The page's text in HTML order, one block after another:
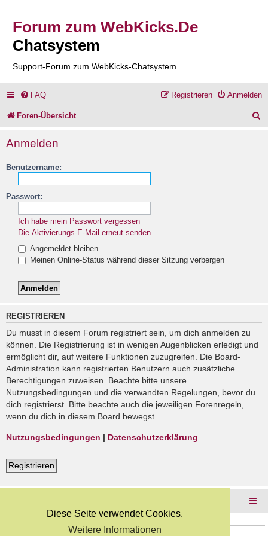
Diese Seite verwendet Cookies.
Weitere Informationen
Forum zum WebKicks.De
Chatsystem
Support-Forum zum WebKicks-Chatsystem
FAQ Anmelden
Registrieren
Foren-Übersicht
Anmelden
Benutzername:
Passwort:
Ich habe mein Passwort vergessen
Die Aktivierungs-E-Mail erneut senden
Angemeldet bleiben
Meinen Online-Status während dieser Sitzung verbergen
REGISTRIEREN
Du musst in diesem Forum registriert sein, um dich anmelden zu
können. Die Registrierung ist in wenigen Augenblicken erledigt und
ermöglicht dir, auf weitere Funktionen zuzugreifen. Die Board-
Administration kann registrierten Benutzern auch zusätzliche
Berechtigungen zuweisen. Beachte bitte unsere
Nutzungsbedingungen und die verwandten Regelungen, bevor du
dich registrierst. Bitte beachte auch die jeweiligen Forenregeln,
wenn du dich in diesem Board bewegst.
Nutzungsbedingungen | Datenschutzerklärung
Registrieren